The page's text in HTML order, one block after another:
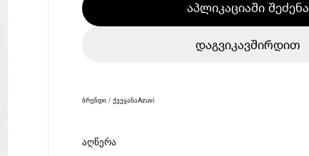
აპლიკაციაში შეძენა
დაგვიკავშირდით
ბრენდი / ქვეყანაAzuvi
აღწერა